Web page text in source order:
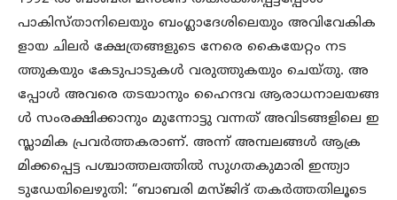
പാകിസ്താനിലെയും ബംഗ്ലാദേശിലെയും അവിവേകിക
ളായ ചിലർ ക്ഷേത്രങ്ങളുടെ നേരെ കൈയേറ്റം നട
ത്തുകയും കേടുപാടുകൾ വരുത്തുകയും ചെയ്തു. അ
പ്പോൾ അവരെ തടയാനും ഹൈന്ദവ ആരാധനാലയങ്ങ
ൾ സംരക്ഷിക്കാനും മുന്നോട്ടു വന്നത് അവിടങ്ങളിലെ ഇ
സ്ലാമിക പ്രവർത്തകരാണ്. അന്ന് അമ്പലങ്ങൾ ആക്ര
മിക്കപ്പെട്ട പശ്ചാത്തലത്തിൽ സുഗതകുമാരി ഇന്ത്യാ
ടുഡേയിലെഴുതി: “ബാബരി മസ്ജിദ് തകർത്തതിലൂടെ